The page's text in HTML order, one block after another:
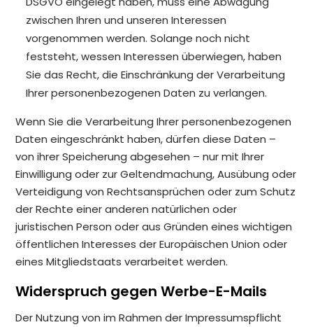
zwischen Ihren und unseren Interessen
vorgenommen werden. Solange noch nicht
feststeht, wessen Interessen überwiegen, haben
Sie das Recht, die Einschränkung der Verarbeitung
Ihrer personenbezogenen Daten zu verlangen.
Wenn Sie die Verarbeitung Ihrer personenbezogenen
Daten eingeschränkt haben, dürfen diese Daten –
von ihrer Speicherung abgesehen – nur mit Ihrer
Einwilligung oder zur Geltendmachung, Ausübung oder
Verteidigung von Rechtsansprüchen oder zum Schutz
der Rechte einer anderen natürlichen oder
juristischen Person oder aus Gründen eines wichtigen
öffentlichen Interesses der Europäischen Union oder
eines Mitgliedstaats verarbeitet werden.
Widerspruch gegen Werbe-E-Mails
Der Nutzung von im Rahmen der Impressumspflicht